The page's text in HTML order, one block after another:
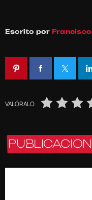
Escrito por
VALÓRALO